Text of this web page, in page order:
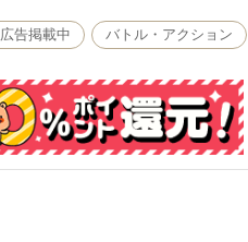
広告掲載中 バトル・アクション